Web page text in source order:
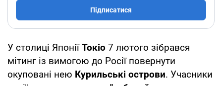
Підписатися
У столиці ЯпоніїТокіо 7 лютого зібрався
мітинг із вимогою до Росії повернути
окуповані нею Курильські острови. Учасники